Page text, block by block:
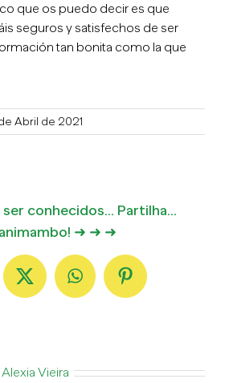
que os puedo decir es que
seguros y satisfechos de ser
tan bonita como la que
Abril de 2021
conhecidos... Partilha...
➜ ➜ ➜
X WhatsAppPinterest
Alexia Vieira